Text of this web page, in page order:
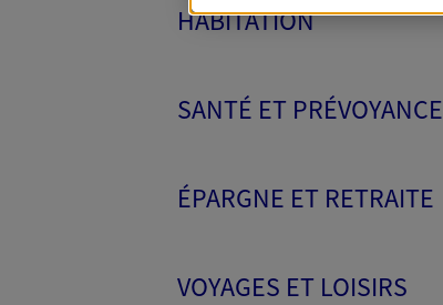
HABITATION
SANTÉ ET PRÉVOYANCE
ÉPARGNE ET RETRAITE
VOYAGES ET LOISIRS